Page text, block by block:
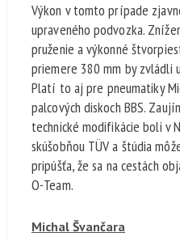
Výkon v tomto prípade
upraveného podvozka.
pruženie a výkonné
priemere 380 mm by zvládli
Platí to aj pre pneumatiky
palcových diskoch BBS.
technické modifikácie boli v
skúšobňou TÜV a štúdia
pripúšťa, že sa na cestách
O-Team.
Michal Švančara